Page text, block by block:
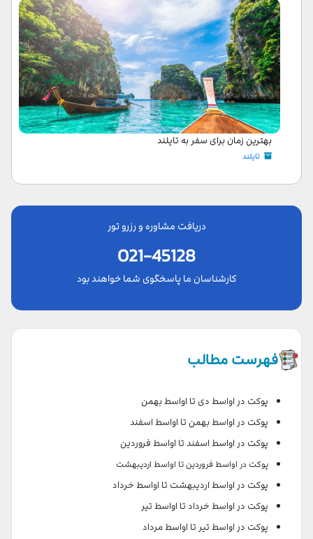
بهترین زمان برای سفر به تایلند
تایلند
دریافت مشاوره و رزرو تور
021-45128
کارشناسان ما پاسخگوی شما خواهند بود
فهرست مطالب
پوکت در اواسط دی تا اواسط بهمن
پوکت در اواسط بهمن تا اواسط اسفند
پوکت در اواسط اسفند تا اواسط فروردین
پوکت در اواسط فروردین تا اواسط اردیبهشت
پوکت در اواسط اردیبهشت تا اواسط خرداد
پوکت در اواسط خرداد تا اواسط تیر
پوکت در اواسط تیر تا اواسط مرداد